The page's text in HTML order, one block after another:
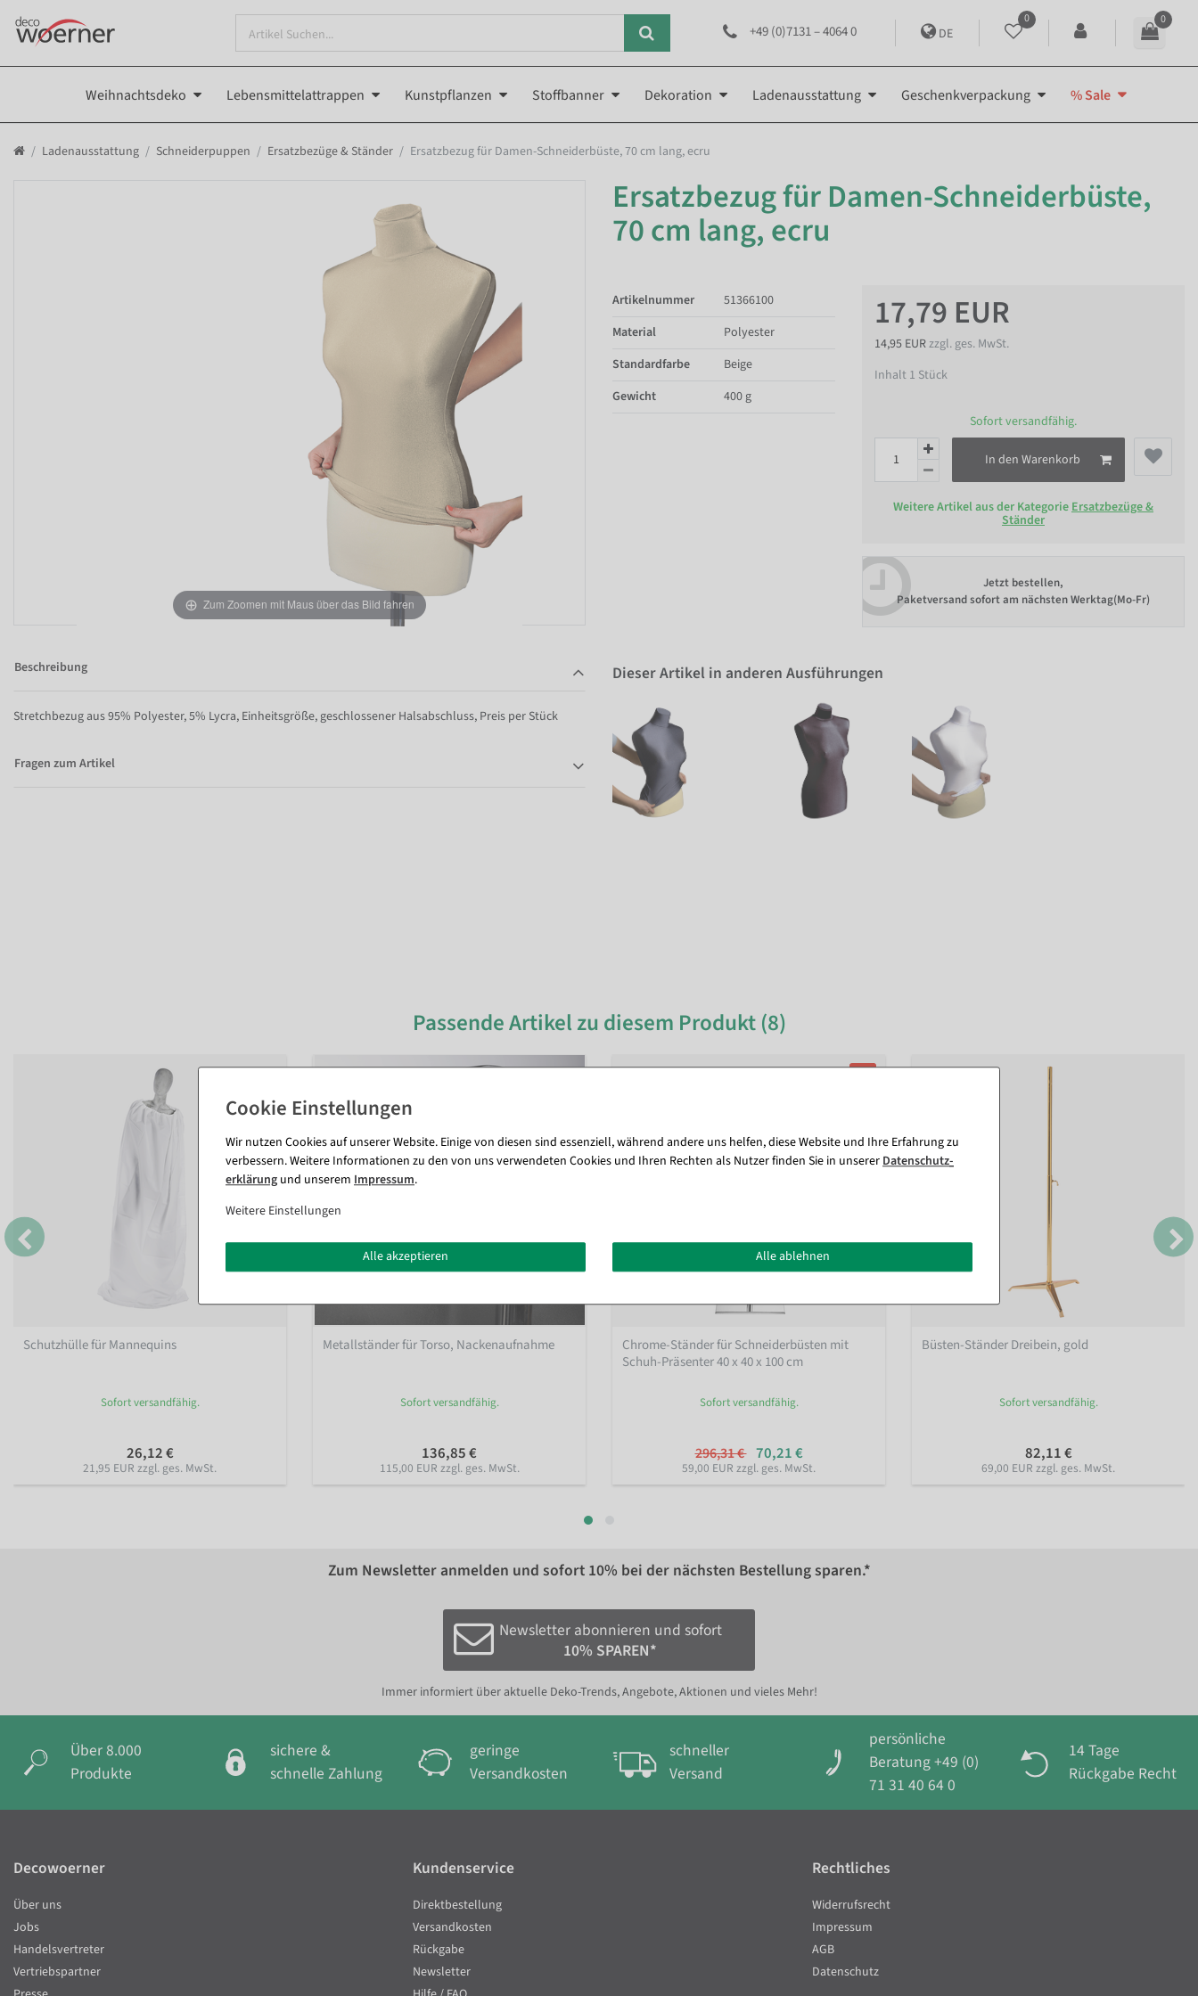
+49 (0)7131 – 4064 0 DE
0 0
Weihnachtsdeko Lebensmittelattrappen Kunstpflanzen Stoffbanner Dekoration Ladenausstattung Geschenkverpackung % Sale
Ladenausstattung Schneiderpuppen Ersatzbezüge & Ständer Ersatzbezug für Damen-Schneiderbüste, 70 cm lang, ecru
Zum Zoomen mit Maus über das Bild fahren
Ersatzbezug für Damen-Schneiderbüste,
70 cm lang, ecru
17,79 EUR
14,95 EURzzgl. ges. MwSt.
Inhalt 1 Stück
Sofort versandfähig.
In den Warenkorb
Weitere Artikel aus der KategorieErsatzbezüge &
Ständer
Jetzt bestellen,
Paketversand sofort am nächsten Werktag(Mo-Fr)
Artikelnummer
51366100
Material
Polyester
Standardfarbe
Beige
Gewicht
400 g
Beschreibung
Stretchbezug aus 95% Polyester, 5% Lycra, Einheitsgröße, geschlossener Halsabschluss, Preis per Stück
Fragen zum Artikel
Dieser Artikel in anderen Ausführungen
Passende Artikel zu diesem Produkt (8)
Schutzhülle für Mannequins
Sofort versandfähig.
26,12 €
21,95 EUR zzgl. ges. MwSt.
Metallständer für Torso, Nackenaufnahme
Sofort versandfähig.
136,85 €
115,00 EUR zzgl. ges. MwSt.
Chrome-Ständer für Schneiderbüsten mit
Schuh-Präsenter 40 x 40 x 100 cm
Sofort versandfähig.
296,31 € 70,21 €
59,00 EUR zzgl. ges. MwSt.
Büsten-Ständer Dreibein, gold
Sofort versandfähig.
82,11 €
69,00 EUR zzgl. ges. MwSt.
Zum Newsletter anmelden und sofort 10% bei der nächsten Bestellung sparen.*
Newsletter abonnieren und sofort
10% SPAREN*
Immer informiert über aktuelle Deko-Trends, Angebote, Aktionen und vieles Mehr!
Über 8.000
Produkte
sichere &
schnelle Zahlung
geringe
Versandkosten
schneller
Versand
persönliche
Beratung +49 (0)
71 31 40 64 0
14 Tage
Rückgabe Recht
Wir nutzen Cookies auf unserer Website. Einige von diesen sind essenziell, während andere uns helfen, diese Website und Ihre Erfahrung zu
verbessern. Weitere Informationen zu den von uns verwendeten Cookies und Ihren Rechten als Nutzer finden Sie in unsererDaten­schutz­
erklärung und unserem Impressum.
Weitere Einstellungen
Alle akzeptieren Alle ablehnen
Decowoerner
Über uns
Jobs
Handelsvertreter
Vertriebspartner
Kundenservice
Direktbestellung
Versandkosten
Rückgabe
Newsletter
Rechtliches
Widerrufsrecht
Impressum
AGB
Datenschutz